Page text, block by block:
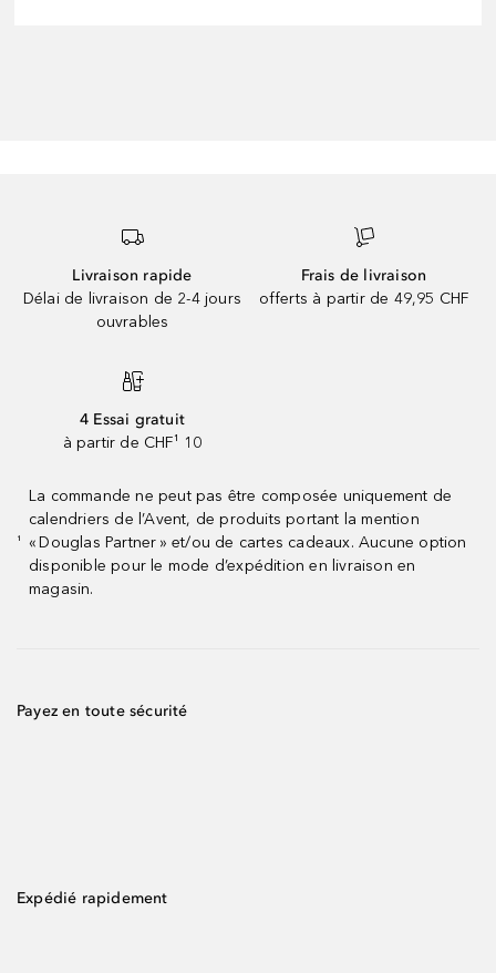
Livraison rapide
Délai de livraison de 2-4 jours
ouvrables
Frais de livraison
offerts à partir de 49,95 CHF
4 Essai gratuit
à partir de CHF¹ 10
¹
La commande ne peut pas être composée uniquement de
calendriers de l’Avent, de produits portant la mention
« Douglas Partner » et/ou de cartes cadeaux. Aucune option
disponible pour le mode d’expédition en livraison en
magasin.
Payez en toute sécurité
Expédié rapidement